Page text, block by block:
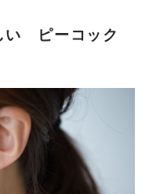
い ピーコック